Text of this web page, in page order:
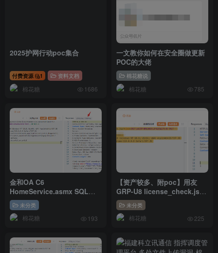
2025护网行动poc集合
付费资源 1 资料文档
棉花糖 1686
一文教你如何在安全圈做更新
POC的大佬
棉花糖说
棉花糖 785
金和OA C6
HomeService.asmx SQL注
入【附POC】
未分类
棉花糖 193
【资产较多、附poc】用友
GRP-U8 license_check.jsp
SQL注入
未分类
棉花糖 225